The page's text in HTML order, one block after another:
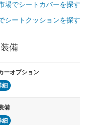
場でシートカバーを探す
シートクッションを探す
備
ーオプション
細
備
細